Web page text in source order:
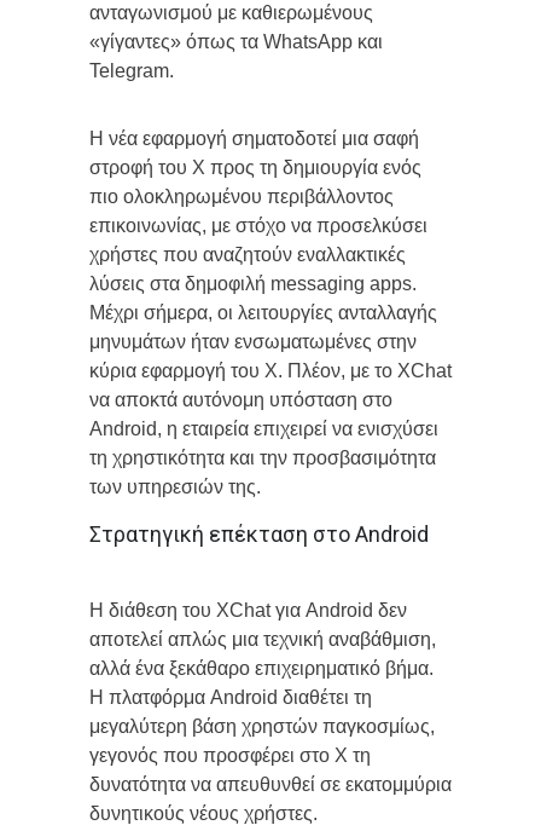
ανταγωνισμού με καθιερωμένους
«γίγαντες» όπως τα WhatsApp και
Telegram.
Η νέα εφαρμογή σηματοδοτεί μια σαφή
στροφή του X προς τη δημιουργία ενός
πιο ολοκληρωμένου περιβάλλοντος
επικοινωνίας, με στόχο να προσελκύσει
χρήστες που αναζητούν εναλλακτικές
λύσεις στα δημοφιλή messaging apps.
Μέχρι σήμερα, οι λειτουργίες ανταλλαγής
μηνυμάτων ήταν ενσωματωμένες στην
κύρια εφαρμογή του X. Πλέον, με το XChat
να αποκτά αυτόνομη υπόσταση στο
Android, η εταιρεία επιχειρεί να ενισχύσει
τη χρηστικότητα και την προσβασιμότητα
των υπηρεσιών της.
Στρατηγική επέκταση στο Android
Η διάθεση του XChat για Android δεν
αποτελεί απλώς μια τεχνική αναβάθμιση,
αλλά ένα ξεκάθαρο επιχειρηματικό βήμα.
Η πλατφόρμα Android διαθέτει τη
μεγαλύτερη βάση χρηστών παγκοσμίως,
γεγονός που προσφέρει στο X τη
δυνατότητα να απευθυνθεί σε εκατομμύρια
δυνητικούς νέους χρήστες.